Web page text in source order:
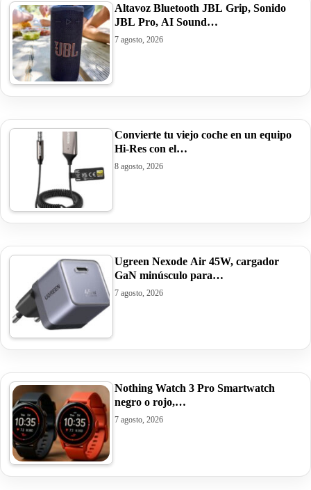
Altavoz Bluetooth JBL Grip, Sonido
JBL Pro, AI Sound…
7 agosto, 2026
Convierte tu viejo coche en un equipo
Hi-Res con el…
8 agosto, 2026
Ugreen Nexode Air 45W, cargador
GaN minúsculo para…
7 agosto, 2026
Nothing Watch 3 Pro Smartwatch
negro o rojo,…
7 agosto, 2026